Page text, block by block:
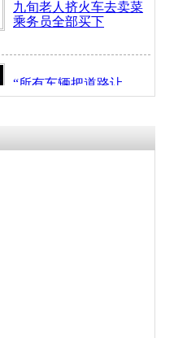
九旬老人挤火车去卖菜
乘务员全部买下
“所有车辆把道路让
开！”儿童突发疾病交